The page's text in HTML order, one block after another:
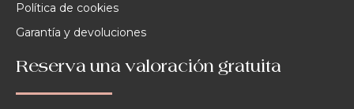
Política de cookies
Garantía y devoluciones
Reserva una valoración gratuita